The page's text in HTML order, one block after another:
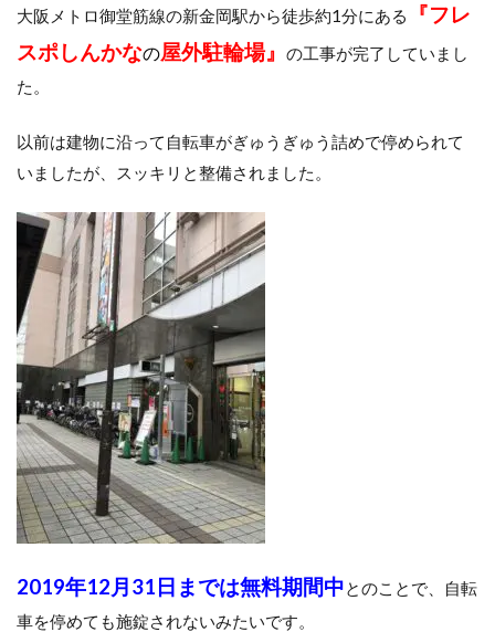
大阪メトロ御堂筋線の新金岡駅から徒歩約1分にある
『フレ
スポしんかなの屋外駐輪場』 の工事が完了していまし
た。
以前は建物に沿って自転車がぎゅうぎゅう詰めで停められて
いましたが、スッキリと整備されました。
2019年12月31日までは無料期間中 とのことで、自転
車を停めても施錠されないみたいです。